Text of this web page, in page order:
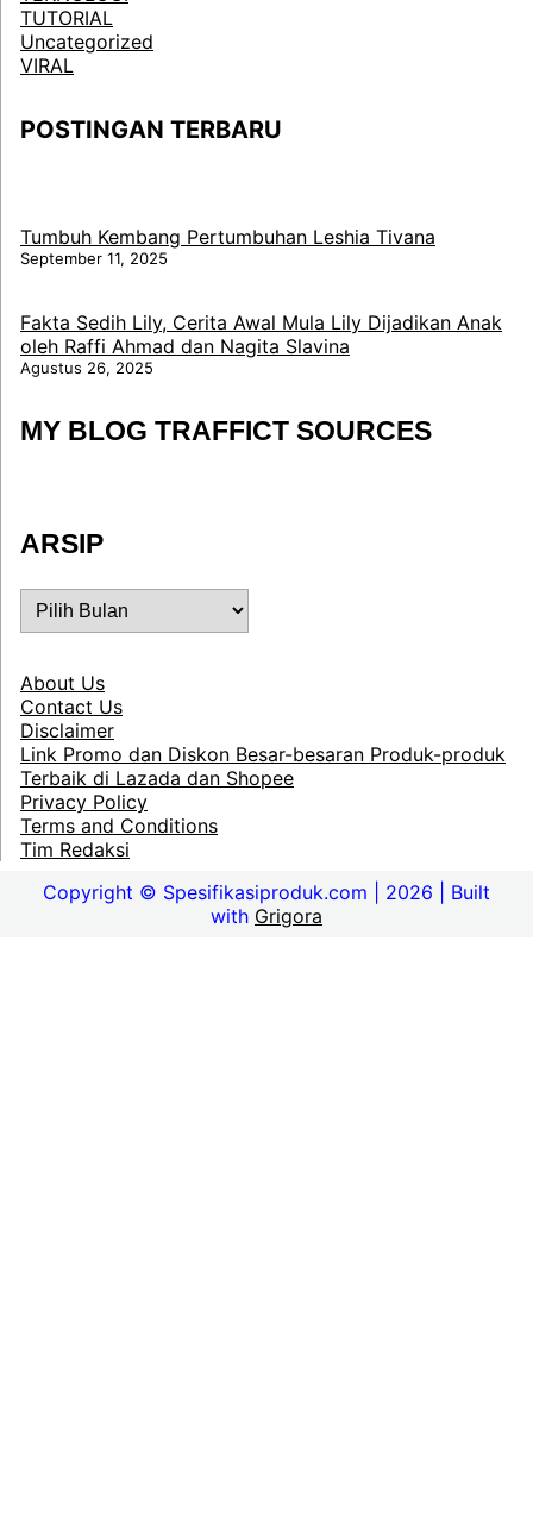
TUTORIAL
Uncategorized
VIRAL
POSTINGAN TERBARU
Tumbuh Kembang Pertumbuhan Leshia Tivana
September 11, 2025
Fakta Sedih Lily, Cerita Awal Mula Lily Dijadikan Anak
oleh Raffi Ahmad dan Nagita Slavina
Agustus 26, 2025
MY BLOG TRAFFICT SOURCES
ARSIP
ARSIP
About Us
Contact Us
Disclaimer
Link Promo dan Diskon Besar-besaran Produk-produk
Terbaik di Lazada dan Shopee
Privacy Policy
Terms and Conditions
Tim Redaksi
Copyright © Spesifikasiproduk.com | 2026 | Built
with Grigora